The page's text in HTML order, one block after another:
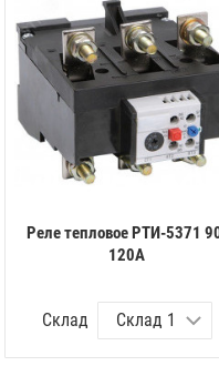
Реле тепловое РТИ-5371
120А
Склад